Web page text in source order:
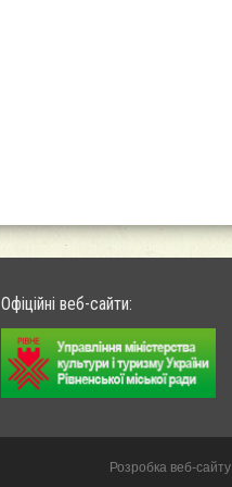
Офіційні веб-сайти:
Розробка веб-сайту